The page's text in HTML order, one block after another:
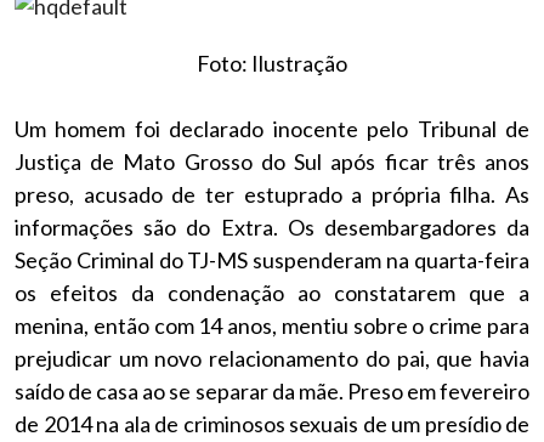
Foto: Ilustração
Um homem foi declarado inocente pelo Tribunal de
Justiça de Mato Grosso do Sul após ficar três anos
preso, acusado de ter estuprado a própria filha. As
informações são do Extra. Os desembargadores da
Seção Criminal do TJ-MS suspenderam na quarta-feira
os efeitos da condenação ao constatarem que a
menina, então com 14 anos, mentiu sobre o crime para
prejudicar um novo relacionamento do pai, que havia
saído de casa ao se separar da mãe. Preso em fevereiro
de 2014 na ala de criminosos sexuais de um presídio de